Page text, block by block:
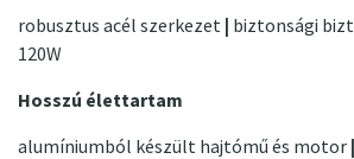
robusztus acél szerkezet | biztonsági
120W
Hosszú élettartam
alumíniumból készült hajtómű és motor|